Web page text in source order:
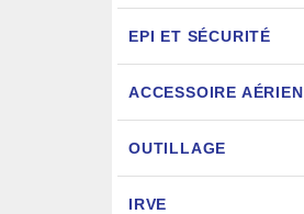
EPI ET SÉCURITÉ
ACCESSOIRE AÉRIEN
OUTILLAGE
IRVE